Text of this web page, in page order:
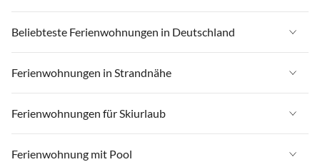
Ferienwohnungen in Deutschland
Ferienwohnungen in Ostsee
Ferienwohnungen in Nordsee
Ferienwohnungen in Mecklenburg-Vorpommern
Ferienwohnungen in Niedersachsen
Beliebteste Ferienwohnungen in Deutschland
Ferienwohnungen in Deutschland
Ferienwohnungen in Ostsee
Ferienwohnungen in Nordsee
Ferienwohnungen in Strandnähe
Ferienwohnungen in Strandnähe in Deutschland
Ferienwohnungen in Strandnähe in Ostsee
Ferienwohnungen in Strandnähe in Nordsee
Ferienwohnungen für Skiurlaub
Ferienwohnungen für Skiurlaub in Deutschland
Ferienwohnung mit Pool